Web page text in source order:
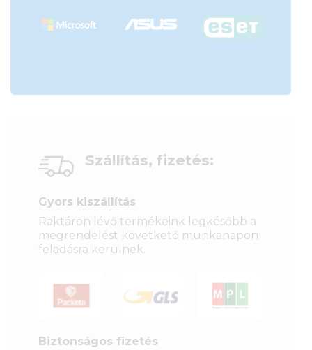
Szállítás, fizetés:
Gyors kiszállítás
Raktáron lévő termékeink legkésőbb a
megrendelést követkető munkanapon
feladásra kerülnek.
Biztonságos fizetés